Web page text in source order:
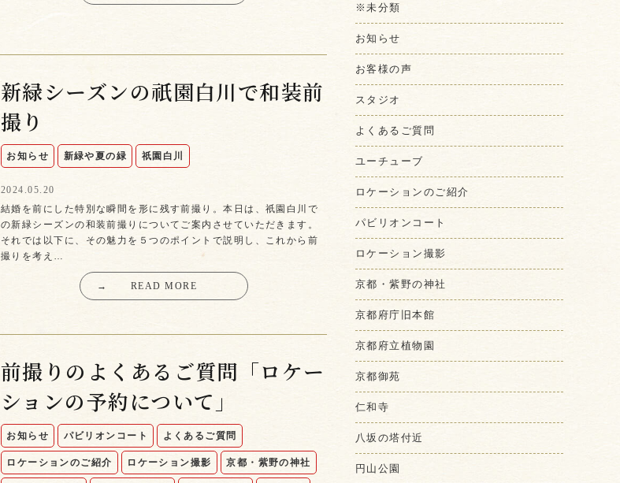
新緑シーズンの祇園白川で和装前
撮り
お知らせ 新緑や夏の緑 祇園白川
2024.05.20
結婚を前にした特別な瞬間を形に残す前撮り。本日は、祇園白川で
の新緑シーズンの和装前撮りについてご案内させていただきます。
それでは以下に、その魅力を５つのポイントで説明し、これから前
撮りを考え…
→ READ MORE
前撮りのよくあるご質問「ロケー
ションの予約について」
お知らせ パビリオンコート よくあるご質問
ロケーションのご紹介 ロケーション撮影 京都・紫野の神社
※未分類
お知らせ
お客様の声
スタジオ
よくあるご質問
ユーチューブ
ロケーションのご紹介
パビリオンコート
ロケーション撮影
京都・紫野の神社
京都府庁旧本館
京都府立植物園
京都御苑
仁和寺
八坂の塔付近
円山公園